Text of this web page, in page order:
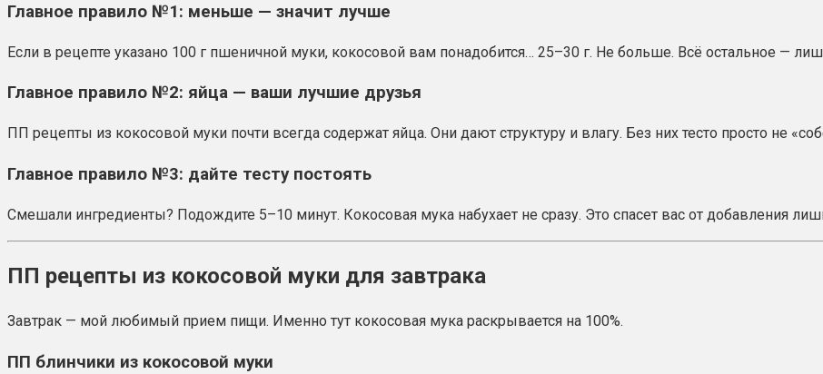
Главное правило №1: меньше — значит лучше
Если в рецепте указано 100 г пшеничной муки, кокосовой вам понадобится… 25–30 г. Не больше. Всё остальное —
Главное правило №2: яйца — ваши лучшие друзья
ПП рецепты из кокосовой муки почти всегда содержат яйца. Они дают структуру и влагу. Без них тесто просто не
Главное правило №3: дайте тесту постоять
Смешали ингредиенты? Подождите 5–10 минут. Кокосовая мука набухает не сразу. Это спасет вас от добавления
ПП рецепты из кокосовой муки для завтрака
Завтрак — мой любимый прием пищи. Именно тут кокосовая мука раскрывается на 100%.
ПП блинчики из кокосовой муки